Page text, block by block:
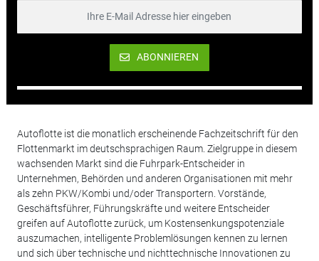
ABONNIEREN
Autoflotte ist die monatlich erscheinende Fachzeitschrift für den
Flottenmarkt im deutschsprachigen Raum. Zielgruppe in diesem
wachsenden Markt sind die Fuhrpark-Entscheider in
Unternehmen, Behörden und anderen Organisationen mit mehr
als zehn PKW/Kombi und/oder Transportern. Vorstände,
Geschäftsführer, Führungskräfte und weitere Entscheider
greifen auf Autoflotte zurück, um Kostensenkungspotenziale
auszumachen, intelligente Problemlösungen kennen zu lernen
und sich über technische und nichttechnische Innovationen zu